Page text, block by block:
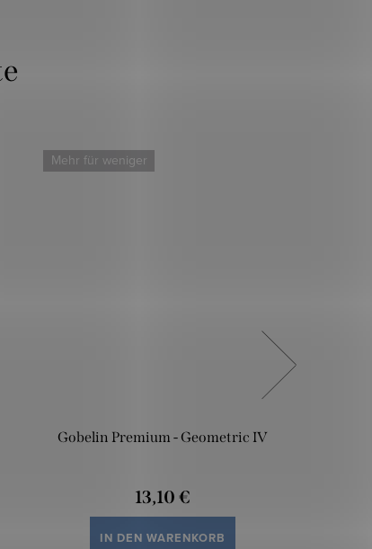
Mehr für weniger
Gobelin Premium - Geometric IV
13,10 €
IN DEN WARENKORB